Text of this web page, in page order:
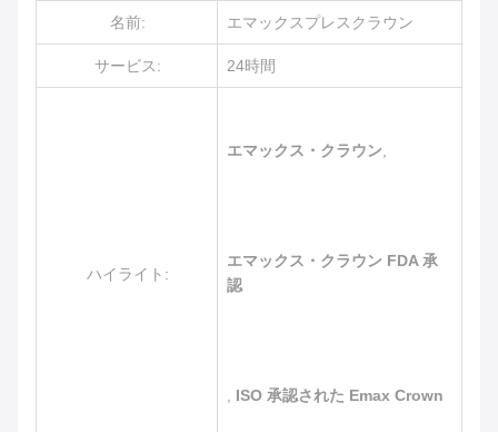
名前: エマックスプレスクラウン
サービス: 24時間
ハイライト:
エマックス・クラウン
エマックス・クラウン FDA 承
認
ISO 承認された Emax Crown